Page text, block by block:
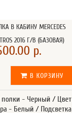
В КАБИНУ MERCEDES
2016 Г/В (БАЗОВАЯ)
р.
В КОРЗИНУ
полки - Черный / Цвет
- Белый / Подсветка